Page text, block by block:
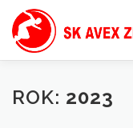
Přeskočit
obsah
ROK: 2023